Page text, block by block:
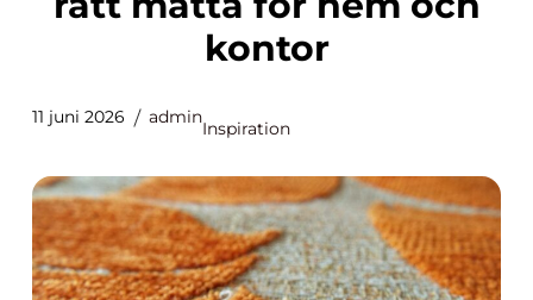
kontor
11 juni 2026 admin
Inspiration